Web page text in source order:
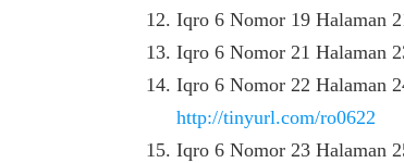
Iqro 6 Nomor 19 Halaman
Iqro 6 Nomor 21 Halaman
Iqro 6 Nomor 22 Halaman
http://tinyurl.com/ro0622
Iqro 6 Nomor 23 Halaman